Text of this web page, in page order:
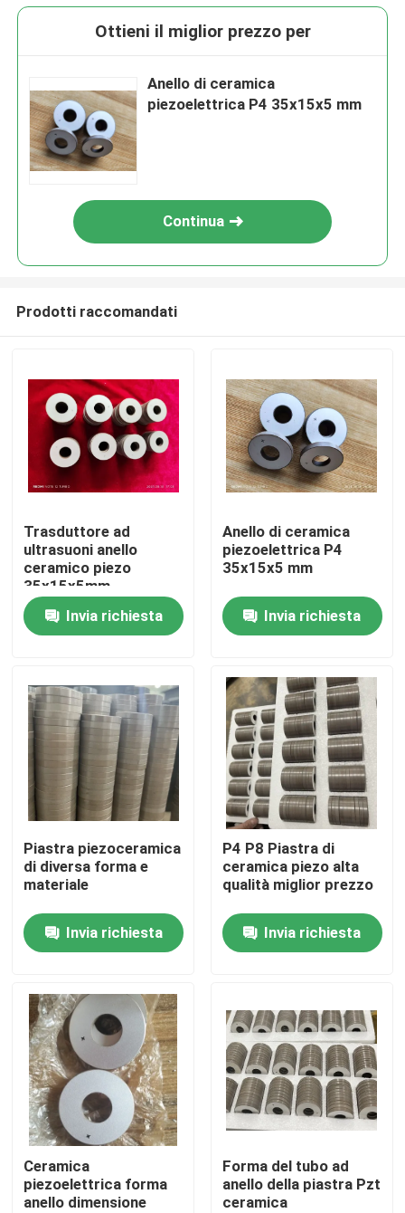
Casa
Prodotti
Circa noi
Giro della fabbrica
Controllo di qualità
Richieda una citazione
Trasduttore ad ultrasuoni pulizia
Trasduttore ad ultrasuoni ad alta potenza
Trasduttore ultrasonico di multi frequenza
Ottieni il miglior prezzo per
Anello di ceramica
piezoelettrica P4 35x15x5 mm
Continua
Prodotti raccomandati
Trasduttore ad
ultrasuoni anello
ceramico piezo
35x15x5mm
Invia richiesta
Anello di ceramica
piezoelettrica P4
35x15x5 mm
Invia richiesta
Piastra piezoceramica
di diversa forma e
materiale
Invia richiesta
P4 P8 Piastra di
ceramica piezo alta
qualità miglior prezzo
Invia richiesta
Ceramica
piezoelettrica forma
anello dimensione
Forma del tubo ad
anello della piastra Pzt
ceramica